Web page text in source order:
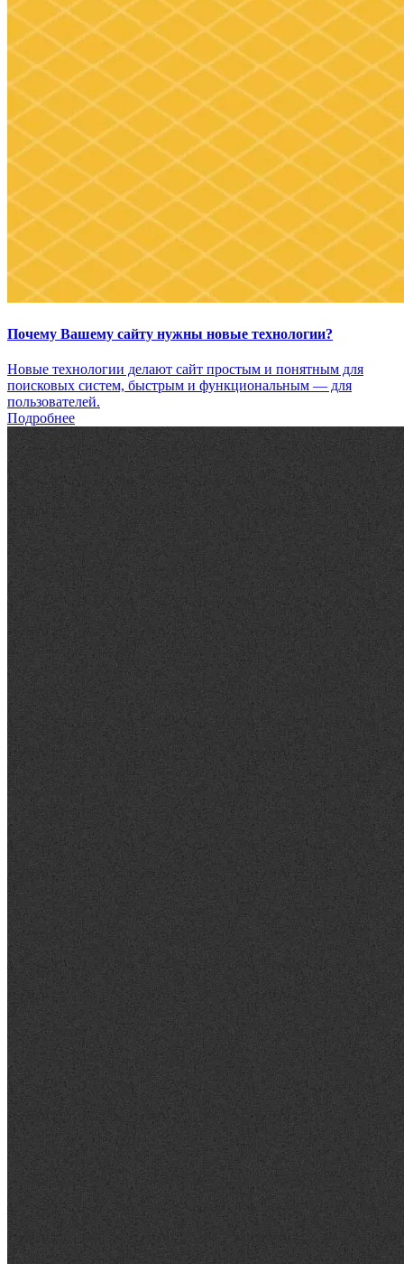
Почему Вашему сайту нужны новые технологии?
Новые технологии делают сайт простым и понятным для
поисковых систем, быстрым и функциональным — для
пользователей.
Подробнее